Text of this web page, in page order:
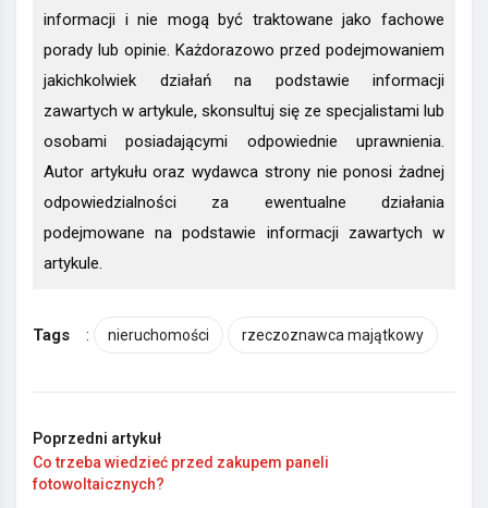
informacji i nie mogą być traktowane jako fachowe
porady lub opinie. Każdorazowo przed podejmowaniem
jakichkolwiek działań na podstawie informacji
zawartych w artykule, skonsultuj się ze specjalistami lub
osobami posiadającymi odpowiednie uprawnienia.
Autor artykułu oraz wydawca strony nie ponosi żadnej
odpowiedzialności za ewentualne działania
podejmowane na podstawie informacji zawartych w
artykule.
Tags : nieruchomości rzeczoznawca majątkowy
Poprzedni artykuł
Co trzeba wiedzieć przed zakupem paneli
fotowoltaicznych?